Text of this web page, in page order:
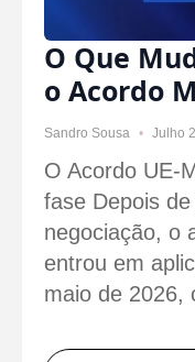
O Que
o Acordo
Sandro Sousa Julho
O Acordo UE-
fase Depois
negociação, o
entrou em
maio de